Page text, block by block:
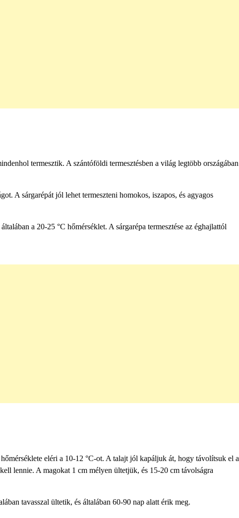
termesztik. A szántóföldi termesztésben a világ legtöbb országában
A sárgarépát jól lehet termeszteni homokos, iszapos, és agyagos
a 20-25 °C hőmérséklet. A sárgarépa termesztése az éghajlattól
eléri a 10-12 °C-ot. A talajt jól kapáljuk át, hogy távolítsuk el a
lennie. A magokat 1 cm mélyen ültetjük, és 15-20 cm távolságra
tavasszal ültetik, és általában 60-90 nap alatt érik meg.